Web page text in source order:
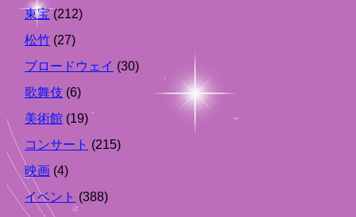
東宝(212)
松竹 (27)
ブロードウェイ (30)
歌舞伎 (6)
美術館 (19)
コンサート (215)
映画 (4)
イベント (388)